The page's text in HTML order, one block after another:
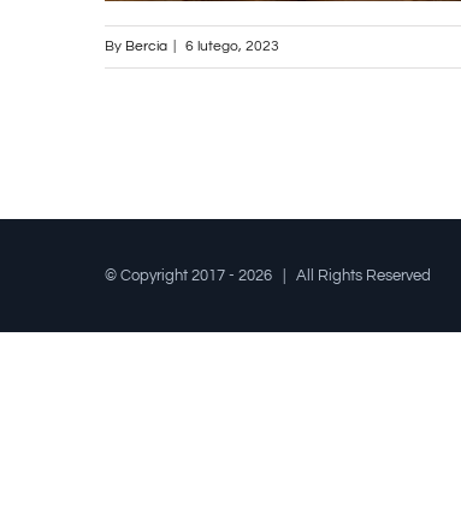
By Bercia 6 lutego, 2023
© Copyright 2017 - 2026 | All Rights Reserved